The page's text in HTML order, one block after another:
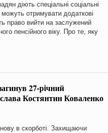
діють спеціальні соціальні
отримувати додаткові
право вийти на заслужений
пенсійного віку. Про те, яку
27-річний
Костянтин Коваленко
в скорботі. Захищаючи